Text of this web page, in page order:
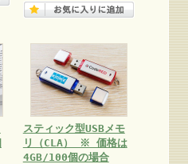
スティック型USBメモ
リ（CLA） ※ 価格は
4GB/100個の場合